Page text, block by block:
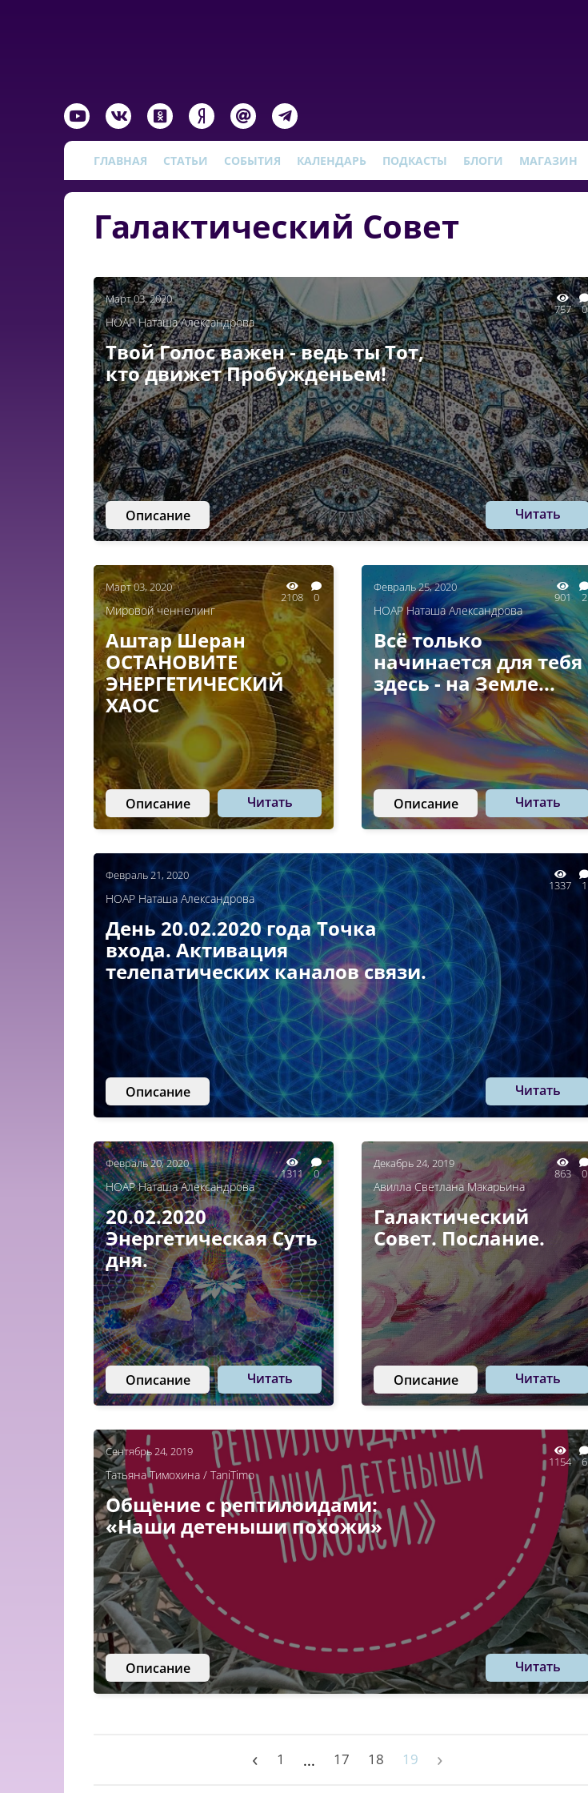
ГЛАВНАЯ СТАТЬИ СОБЫТИЯ КАЛЕНДАРЬ ПОДКАСТЫ БЛОГИ МАГАЗИН
Галактический Совет
Март 03, 2020
757 0
НОАР Наташа Александрова
Твой Голос важен - ведь ты Тот,
кто движет Пробужденьем!
Описание Читать
Март 03, 2020
2108 0
Мировой ченнелинг
Аштар Шеран
ОСТАНОВИТЕ
ЭНЕРГЕТИЧЕСКИЙ
ХАОС
Описание Читать
Февраль 25, 2020
901 2
НОАР Наташа Александрова
Всё только
начинается для тебя
здесь - на Земле...
Описание Читать
Февраль 21, 2020
1337 1
НОАР Наташа Александрова
День 20.02.2020 года Точка
входа. Активация
телепатических каналов связи.
Описание Читать
Февраль 20, 2020
1311 0
НОАР Наташа Александрова
20.02.2020
Энергетическая Суть
дня.
Описание Читать
Декабрь 24, 2019
863 0
Авилла Светлана Макарьина
Галактический
Совет. Послание.
Описание Читать
Сентябрь 24, 2019
1154 6
Татьяна Тимохина / TaniTimo
Общение с рептилоидами:
«Наши детеныши похожи»
Описание Читать
‹ 1 ... 17 18 19 ›